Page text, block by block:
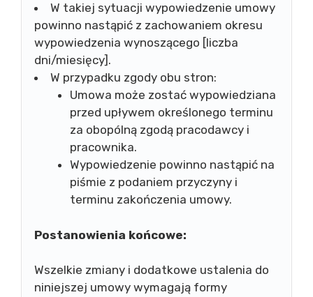
W takiej sytuacji wypowiedzenie umowy
powinno nastąpić z zachowaniem okresu
wypowiedzenia wynoszącego [liczba
dni/miesięcy].
W przypadku zgody obu stron:
Umowa może zostać wypowiedziana
przed upływem określonego terminu
za obopólną zgodą pracodawcy i
pracownika.
Wypowiedzenie powinno nastąpić na
piśmie z podaniem przyczyny i
terminu zakończenia umowy.
Postanowienia końcowe:
Wszelkie zmiany i dodatkowe ustalenia do
niniejszej umowy wymagają formy